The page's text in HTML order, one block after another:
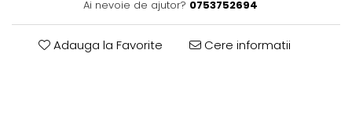
Accesorii pentru polizor
Compresoare aer
Ai nevoie de ajutor? 0753752694
Adauga la Favorite Cere informatii